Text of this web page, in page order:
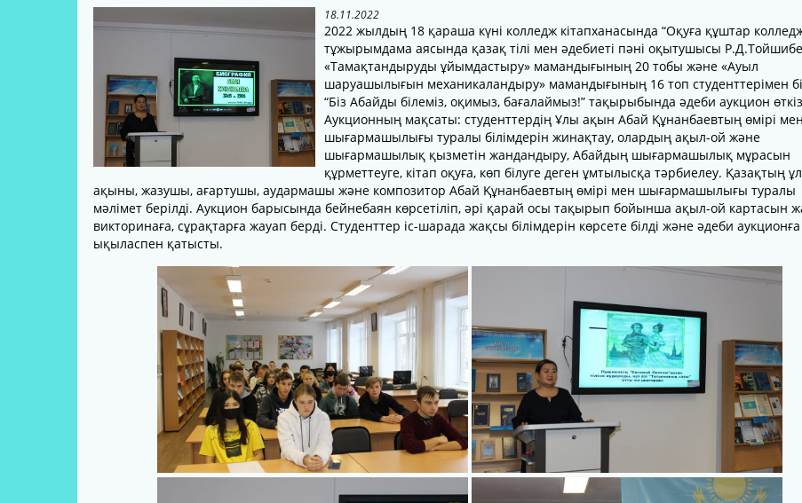
КОЛЛЕДЖ ТҮЛЕКТЕРІНІҢ
ҚАУЫМДАСТЫҒЫ
МАТЕРИАЛДЫҚ ҚОР
ӘКІМШІЛІК
ОҚЫТУШЫЛАР ҚҰРАМЫ
НОРМАТИВТІК ҚҰЖАТТАР
ӘЛЕУМЕТТІК СЕРІКТЕСТІК
ОҚЫТУШЫЛАРДЫҢ
ТАҒЫЛЫМДАМАСЫ
18.11.2022
2022 жылдың 18 қараша күні колледж кітапханасында “Оқуға құштар
тұжырымдама аясында қазақ тілі мен әдебиеті пәні оқытушысы
«Тамақтандыруды ұйымдастыру» мамандығының 20 тобы және «Ауыл
шаруашылығын механикаландыру» мамандығының 16 топ студенттерімен
“Біз Абайды білеміз, оқимыз, бағалаймыз!” тақырыбында әдеби аукцион
Аукционның мақсаты: студенттердің Ұлы ақын Абай Құнанбаевтың өмірі мен
шығармашылығы туралы білімдерін жинақтау, олардың ақыл-ой және
шығармашылық қызметін жандандыру, Абайдың шығармашылық мұрасын
құрметтеуге, кітап оқуға, көп білуге деген ұмтылысқа тәрбиелеу. Қазақтың
ақыны, жазушы, ағартушы, аудармашы және композитор Абай Құнанбаевтың өмірі мен шығармашылығы туралы
мәлімет берілді. Аукцион барысында бейнебаян көрсетіліп, әрі қарай осы тақырып бойынша ақыл-ой картасын
викторинаға, сұрақтарға жауап берді. Студенттер іс-шарада жақсы білімдерін көрсете білді және әдеби
ықыласпен қатысты.